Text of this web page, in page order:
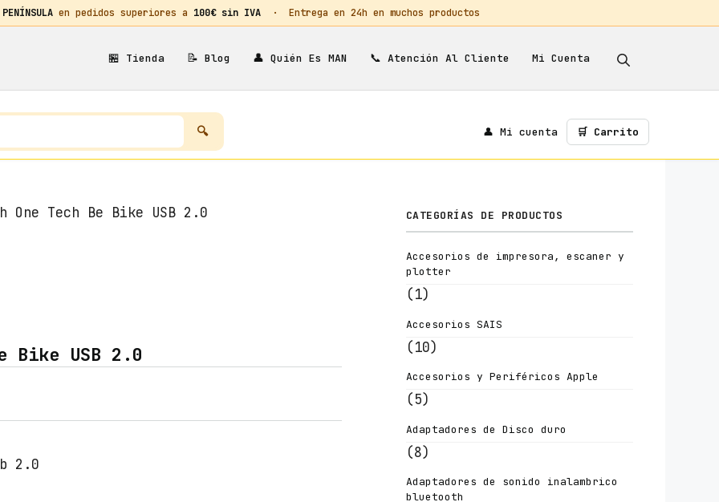
en pedidos superiores a 100€ sin IVA · Entrega en 24h en muchos productos
🏪 Tienda 📝 Blog 👤 Quién Es MAN 📞 Atención Al Cliente Mi Cuenta
👤 Mi cuenta 🛒 Carrito
One Tech Be Bike USB 2.0
Bike USB 2.0
2.0
CATEGORÍAS DE PRODUCTOS
Accesorios de impresora, escaner y
plotter
(1)
Accesorios SAIS
(10)
Accesorios y Periféricos Apple
(5)
Adaptadores de Disco duro
(8)
Adaptadores de sonido inalambrico
bluetooth